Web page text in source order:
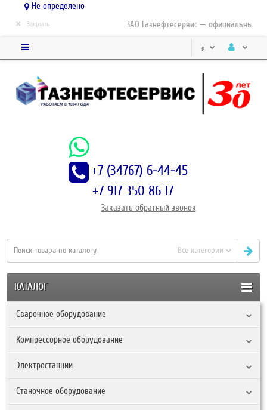
Не определено
ЗАО Газнефтесервис — официальный
× Закрыть
р.
+7 (34767) 6-44-45
+7 917 350 86 17
Заказать обратный звонок
Все категории
КАТАЛОГ
Сварочное оборудование
Компрессорное оборудование
Электростанции
Станочное оборудование